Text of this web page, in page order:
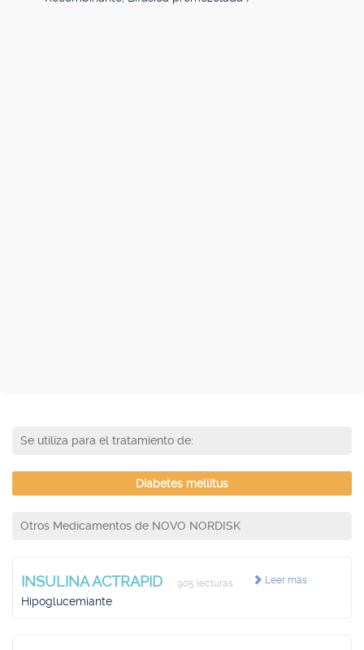
Se utiliza para el tratamiento de:
Diabetes mellitus
Otros Medicamentos de NOVO NORDISK
Leer más
INSULINA ACTRAPID 905 lecturas
Hipoglucemiante